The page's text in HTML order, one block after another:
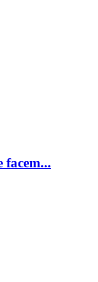
facem...